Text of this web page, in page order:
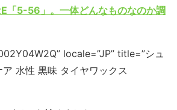
「5-56」。一体どんなものなのか調
locale=”JP” title=”シュ
水性 黒味 タイヤワックス